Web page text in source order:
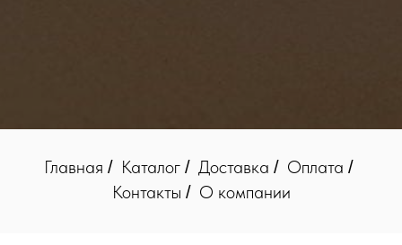
Главная / Каталог / Доставка / Оплата /
Контакты / О компании